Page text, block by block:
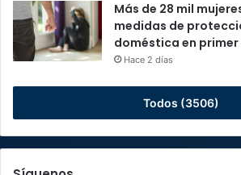
Más de 28 mil
medidas de
doméstica en
Hace 2 días
Todos (3506)